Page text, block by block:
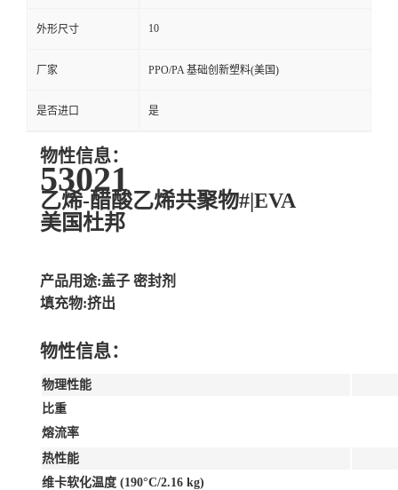
外形尺寸 10
厂家 PPO/PA 基础创新塑料(美国)
是否进口 是
物性信息：
53021
乙烯-醋酸乙烯共聚物#|EVA
美国杜邦
产品用途:盖子 密封剂
填充物:挤出
物性信息：
物理性能
比重
熔流率
热性能
维卡软化温度 (190°C/2.16 kg)